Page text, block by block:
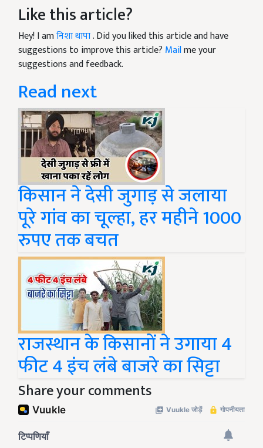
Like this article?
Hey! I amनिशा थापा. Did you liked this article and have
suggestions to improve this article? Mailme your
suggestions and feedback.
Read next
किसान ने देसी जुगाड़ से जलाया
पूरे गांव का चूल्हा, हर महीने 1000
रुपए तक बचत
राजस्थान के किसानों ने उगाया 4
फीट 4 इंच लंबे बाजरे का सिट्टा
Share your comments